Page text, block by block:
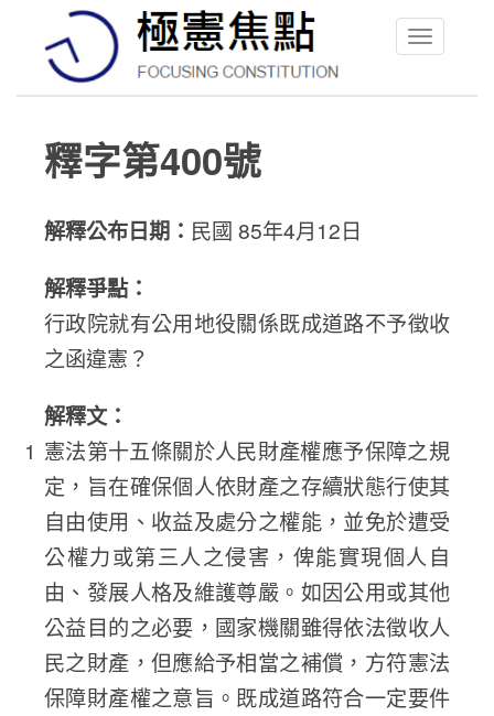
Toggle
釋字第400號
解釋公布日期： 民國 85年4月12日
解釋爭點：
行政院就有公用地役關係既成道路不予徵收
之函違憲？
解釋文：
憲法第十五條關於人民財產權應予保障之規
定，旨在確保個人依財產之存續狀態行使其
自由使用、收益及處分之權能，並免於遭受
公權力或第三人之侵害，俾能實現個人自
由、發展人格及維護尊嚴。如因公用或其他
公益目的之必要，國家機關雖得依法徵收人
民之財產，但應給予相當之補償，方符憲法
保障財產權之意旨。既成道路符合一定要件